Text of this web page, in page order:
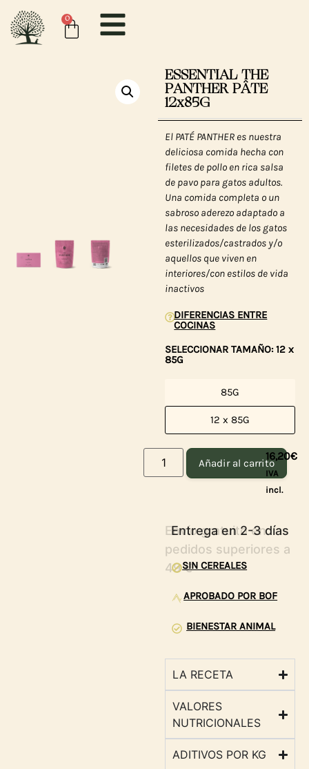
0
ESSENTIAL THE
PANTHER PÂTE
12x85G
El PATÉ PANTHER es nuestra
deliciosa comida hecha con
filetes de pollo en rica salsa
de pavo para gatos adultos.
Una comida completa o un
sabroso aderezo adaptado a
las necesidades de los gatos
esterilizados/castrados y/o
aquellos que viven en
interiores/con estilos de vida
inactivos
DIFERENCIAS ENTRE
COCINAS
SELECCIONAR TAMAÑO: 12 x
85G
85G
12 x 85G
Añadir al carrito
16,20€
IVA
incl.
Entrega en 2-3 días
SIN CEREALES
APROBADO POR BOF
BIENESTAR ANIMAL
LA RECETA
VALORES
NUTRICIONALES
ADITIVOS POR KG